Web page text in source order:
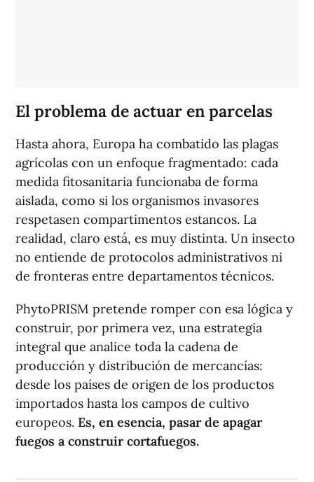
El problema de actuar en parcelas
Hasta ahora, Europa ha combatido las plagas
agrícolas con un enfoque fragmentado: cada
medida fitosanitaria funcionaba de forma
aislada, como si los organismos invasores
respetasen compartimentos estancos. La
realidad, claro está, es muy distinta. Un insecto
no entiende de protocolos administrativos ni
de fronteras entre departamentos técnicos.
PhytoPRISM pretende romper con esa lógica y
construir, por primera vez, una estrategia
integral que analice toda la cadena de
producción y distribución de mercancías:
desde los países de origen de los productos
importados hasta los campos de cultivo
europeos. Es, en esencia, pasar de apagar
fuegos a construir cortafuegos.